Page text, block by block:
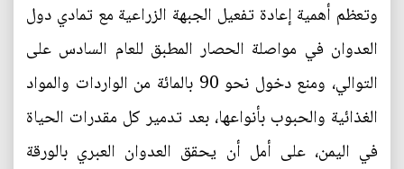
وتعظم أهمية إعادة تفعيل الجبهة الزراعية مع تمادي دول
العدوان في مواصلة الحصار المطبق للعام السادس على
التوالي، ومنع دخول نحو 90 بالمائة من الواردات والمواد
الغذائية والحبوب بأنواعها، بعد تدمير كل مقدرات الحياة
في اليمن، على أمل أن يحقق العدوان العبري بالورقة